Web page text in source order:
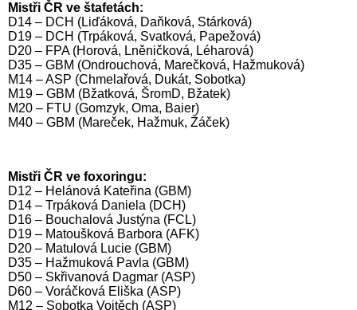
Mistři ČR ve štafetách:
D14 – DCH (Liďáková, Daňková, Stárková)
D19 – DCH (Trpáková, Svatková, Papežová)
D20 – FPA (Horová, Lněničková, Léharová)
D35 – GBM (Ondrouchová, Marečková, Hažmuková)
M14 – ASP (Chmelařová, Dukát, Sobotka)
M19 – GBM (Bžatková, ŠromD, Bžatek)
M20 – FTU (Gomzyk, Oma, Baier)
M40 – GBM (Mareček, Hažmuk, Žáček)
Mistři ČR ve foxoringu:
D12 – Helánová Kateřina (GBM)
D14 – Trpáková Daniela (DCH)
D16 – Bouchalová Justýna (FCL)
D19 – Matoušková Barbora (AFK)
D20 – Matulová Lucie (GBM)
D35 – Hažmuková Pavla (GBM)
D50 – Skřivanová Dagmar (ASP)
D60 – Voráčková Eliška (ASP)
M12 – Sobotka Vojtěch (ASP)